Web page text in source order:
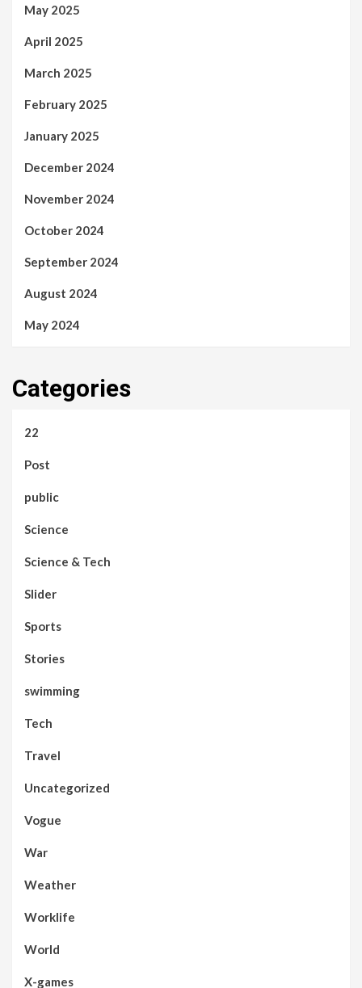
May 2025
April 2025
March 2025
February 2025
January 2025
December 2024
November 2024
October 2024
September 2024
August 2024
May 2024
Categories
22
Post
public
Science
Science & Tech
Slider
Sports
Stories
swimming
Tech
Travel
Uncategorized
Vogue
War
Weather
Worklife
World
X-games